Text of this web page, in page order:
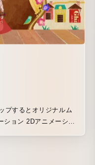
プするとオリジナルム
メーショ